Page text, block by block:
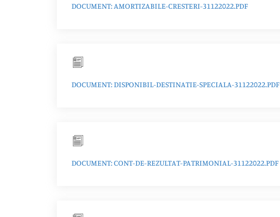
DOCUMENT: AMORTIZABILE-CRESTERI-31122022.PDF
DOCUMENT: DISPONIBIL-DESTINATIE-SPECIALA-31122022.PDF
DOCUMENT: CONT-DE-REZULTAT-PATRIMONIAL-31122022.PDF